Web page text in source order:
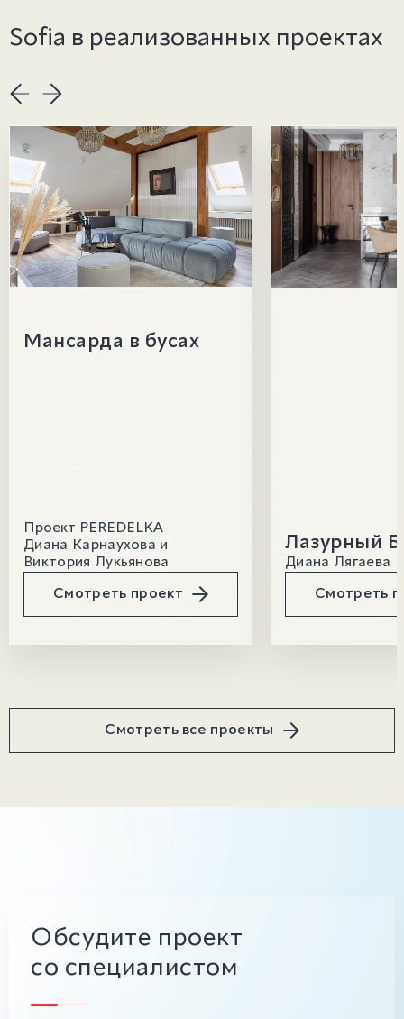
Sofia в реализованных проектах
Мансарда в бусах
Проект PEREDELKA
Диана Карнаухова и
Виктория Лукьянова
Смотреть проект
Лазурный
Диана Лягаева
Смотреть
Смотреть все проекты
Обсудите проект
со специалистом